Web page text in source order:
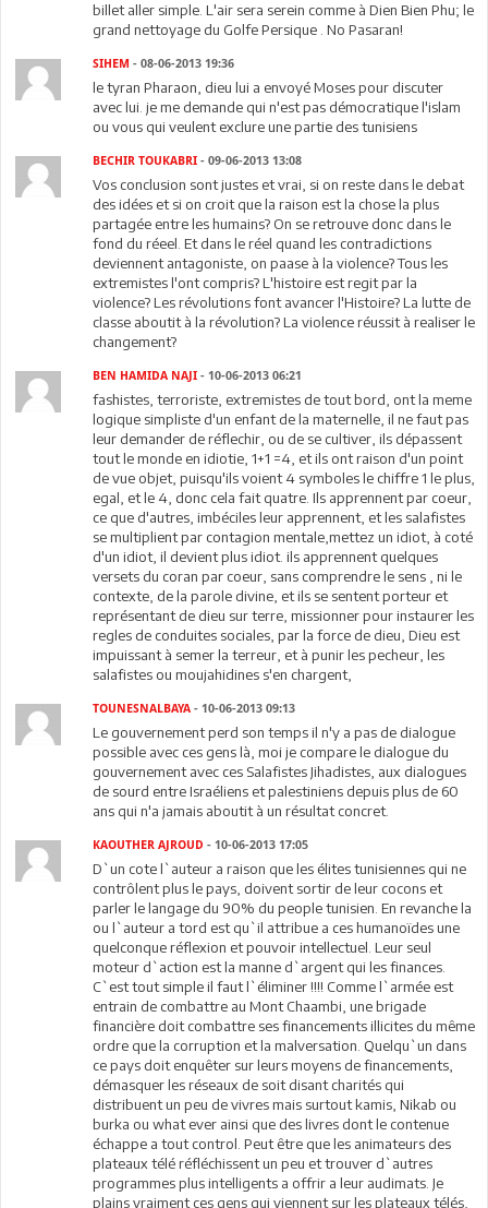
billet aller simple. L'air sera serein comme à Dien Bien Phu; le
grand nettoyage du Golfe Persique . No Pasaran!
SIHEM - 08-06-2013 19:36
le tyran Pharaon, dieu lui a envoyé Moses pour discuter
avec lui. je me demande qui n'est pas démocratique l'islam
ou vous qui veulent exclure une partie des tunisiens
BECHIR TOUKABRI - 09-06-2013 13:08
Vos conclusion sont justes et vrai, si on reste dans le debat
des idées et si on croit que la raison est la chose la plus
partagée entre les humains? On se retrouve donc dans le
fond du réeel. Et dans le réel quand les contradictions
deviennent antagoniste, on paase à la violence? Tous les
extremistes l'ont compris? L'histoire est regit par la
violence? Les révolutions font avancer l'Histoire? La lutte de
classe aboutit à la révolution? La violence réussit à realiser le
changement?
BEN HAMIDA NAJI - 10-06-2013 06:21
fashistes, terroriste, extremistes de tout bord, ont la meme
logique simpliste d'un enfant de la maternelle, il ne faut pas
leur demander de réflechir, ou de se cultiver, ils dépassent
tout le monde en idiotie, 1+1 =4, et ils ont raison d'un point
de vue objet, puisqu'ils voient 4 symboles le chiffre 1 le plus,
egal, et le 4, donc cela fait quatre. Ils apprennent par coeur,
ce que d'autres, imbéciles leur apprennent, et les salafistes
se multiplient par contagion mentale,mettez un idiot, à coté
d'un idiot, il devient plus idiot. ils apprennent quelques
versets du coran par coeur, sans comprendre le sens , ni le
contexte, de la parole divine, et ils se sentent porteur et
représentant de dieu sur terre, missionner pour instaurer les
regles de conduites sociales, par la force de dieu, Dieu est
impuissant à semer la terreur, et à punir les pecheur, les
salafistes ou moujahidines s'en chargent,
TOUNESNALBAYA - 10-06-2013 09:13
Le gouvernement perd son temps il n'y a pas de dialogue
possible avec ces gens là, moi je compare le dialogue du
gouvernement avec ces Salafistes Jihadistes, aux dialogues
de sourd entre Israéliens et palestiniens depuis plus de 60
ans qui n'a jamais aboutit à un résultat concret.
KAOUTHER AJROUD- 10-06-2013 17:05
D`un cote l`auteur a raison que les élites tunisiennes qui ne
contrôlent plus le pays, doivent sortir de leur cocons et
parler le langage du 90% du people tunisien. En revanche la
ou l`auteur a tord est qu`il attribue a ces humanoïdes une
quelconque réflexion et pouvoir intellectuel. Leur seul
moteur d`action est la manne d`argent qui les finances.
C`est tout simple il faut l`éliminer !!!! Comme l`armée est
entrain de combattre au Mont Chaambi, une brigade
financière doit combattre ses financements illicites du même
ordre que la corruption et la malversation. Quelqu`un dans
ce pays doit enquêter sur leurs moyens de financements,
démasquer les réseaux de soit disant charités qui
distribuent un peu de vivres mais surtout kamis, Nikab ou
burka ou what ever ainsi que des livres dont le contenue
échappe a tout control. Peut être que les animateurs des
plateaux télé réfléchissent un peu et trouver d`autres
programmes plus intelligents a offrir a leur audimats. Je
plains vraiment ces gens qui viennent sur les plateaux télés,